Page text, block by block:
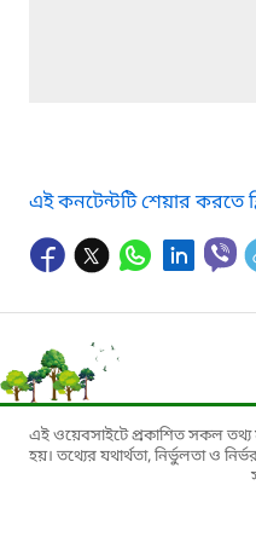
এই কনটেন্টটি শেয়ার করতে
এই ওয়েবসাইটে প্রকাশিত সকল তথ্য
হয়। তথ্যের যথার্থতা, নির্ভুলতা ও